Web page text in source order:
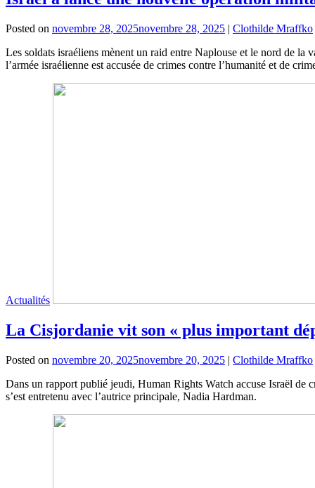
Posted on novembre 28, 2025novembre 28, 2025 | Clothilde Mraffko
Les soldats israéliens mènent un raid entre Naplouse et le nord de la
l’armée israélienne est accusée de crimes contre l’humanité et de
Actualités
La Cisjordanie vit son « plus important
Posted on novembre 20, 2025novembre 20, 2025 | Clothilde Mraffko
Dans un rapport publié jeudi, Human Rights Watch accuse Israël de
s’est entretenu avec l’autrice principale, Nadia Hardman.